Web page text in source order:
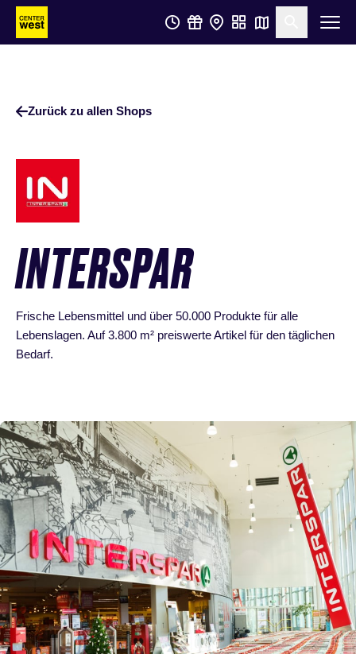
Zum
Hauptinhalt
Zum
Footer
Suche
Zurück zu allen Shops
INTERSPAR
Frische Lebensmittel und über 50.000 Produkte für alle
Lebenslagen. Auf 3.800 m² preiswerte Artikel für den täglichen
Bedarf.